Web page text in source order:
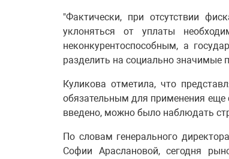
"Фактически, при отсутствии
уклоняться от уплаты
неконкурентоспособным, а
разделить на социально значимые
Куликова отметила, что
обязательным для применения еще
введено, можно было наблюдать
По словам генерального
Софии Араслановой, сегодня